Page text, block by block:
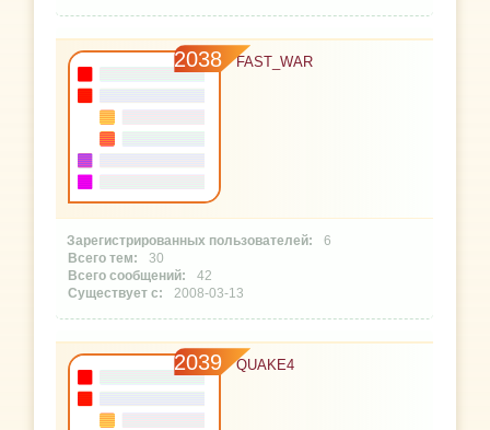
2038 FAST_WAR
6
30
42
2008-03-13
2039 QUAKE4